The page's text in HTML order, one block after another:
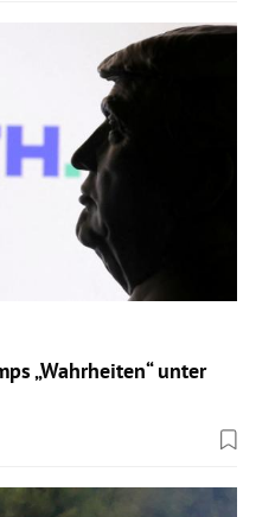
„Wahrheiten“ unter